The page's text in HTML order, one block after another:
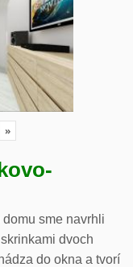
»
sme navrhli
dvoch
do okna a tvorí